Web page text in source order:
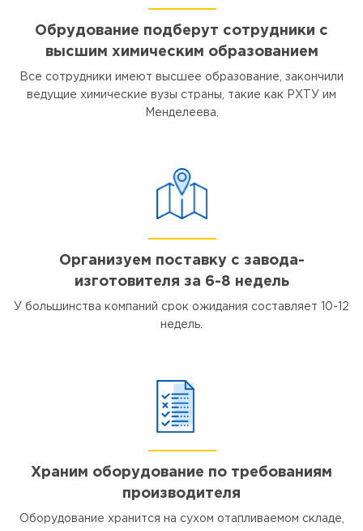
Обрудование подберут сотрудники с
высшим химическим образованием
Все сотрудники имеют высшее образование, закончили
ведущие химические вузы страны, такие как РХТУ им
Менделеева.
Организуем поставку с завода-
изготовителя за 6-8 недель
У большинства компаний срок ожидания составляет 10-12
недель.
Храним оборудование по требованиям
производителя
Оборудование хранится на сухом отапливаемом складе,